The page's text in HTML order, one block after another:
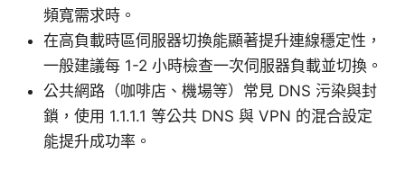
頻寬需求時。
在高負載時區伺服器切換能顯著提升連線穩定性，
一般建議每 1-2 小時檢查一次伺服器負載並切換。
公共網路（咖啡店、機場等）常見 DNS 污染與封
鎖，使用 1.1.1.1 等公共 DNS 與 VPN 的混合設定
能提升成功率。